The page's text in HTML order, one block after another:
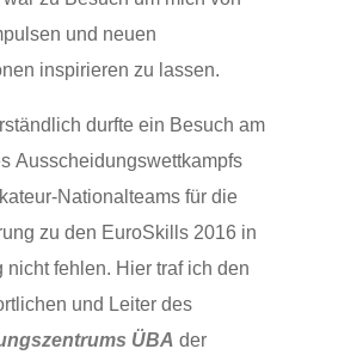
und neuen
inspirieren zu lassen.
durfte ein Besuch am
Ausscheidungswettkampfs
Nationalteams für die
zu den EuroSkills 2016 in
nicht fehlen. Hier traf ich den
und Leiter des
ÜBA der